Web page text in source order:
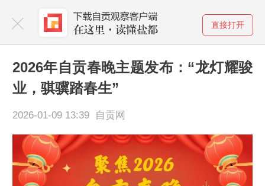
直接打开
2026年自贡春晚主题发布：“龙灯耀骏
业，骐骥踏春生”
2026-01-09 13:39 自贡网